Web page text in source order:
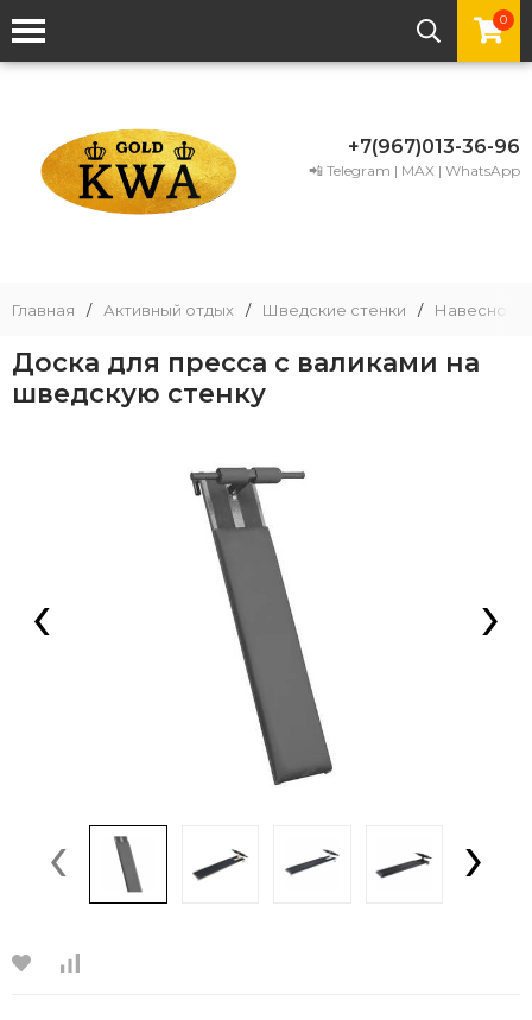
0
+7(967)013-36-96
📲 Telegram | MAX | WhatsApp
Главная / Активный отдых / Шведские стенки / Навесное
Доска для пресса с валиками на
шведскую стенку
‹ ›
‹ ›